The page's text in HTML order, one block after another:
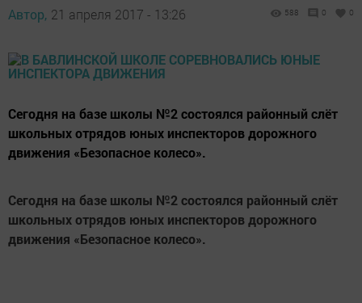
Автор, 21 апреля 2017 - 13:26 588 0 0
Сегодня на базе школы №2 состоялся районный слёт
школьных отрядов юных инспекторов дорожного
движения «Безопасное колесо».
Сегодня на базе школы №2 состоялся районный слёт
школьных отрядов юных инспекторов дорожного
движения «Безопасное колесо».